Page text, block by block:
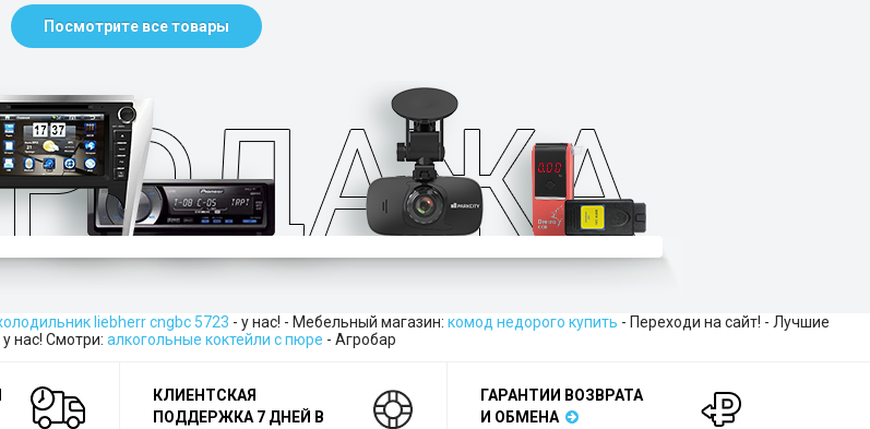
Посмотрите все товары
liebherr cngbc 5723 - у нас! - Мебельный магазин: комод недорого купить - Переходи на сайт! - Лучшие
нас! Смотри: алкогольные коктейли с пюре - Агробар
КЛИЕНТСКАЯ
ПОДДЕРЖКА 7 ДНЕЙ В
ГАРАНТИИ ВОЗВРАТА
И ОБМЕНА